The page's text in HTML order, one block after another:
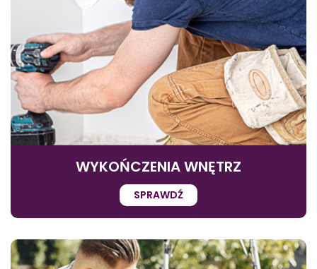
WYKOŃCZENIA WNĘTRZ
SPRAWDŹ